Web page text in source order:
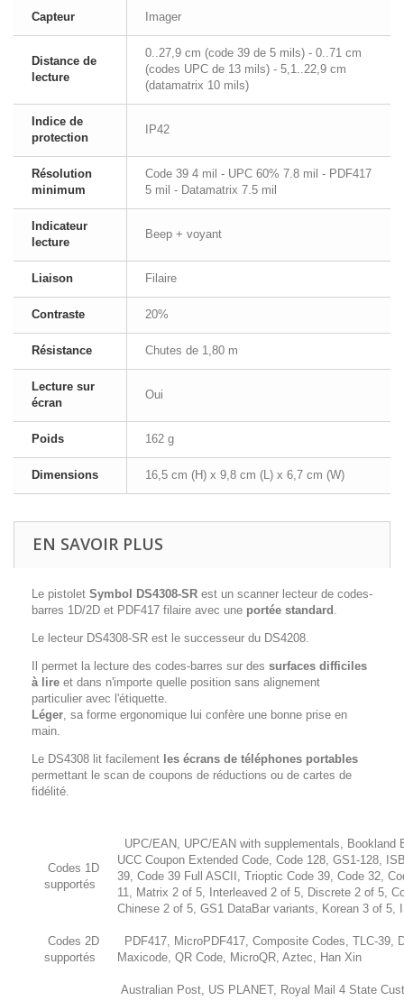
Capteur Imager
Distance de
lecture
0..27,9 cm (code 39 de 5 mils) - 0..71 cm
(codes UPC de 13 mils) - 5,1..22,9 cm
(datamatrix 10 mils)
Indice de
protection
IP42
Résolution
minimum
Code 39 4 mil - UPC 60% 7.8 mil - PDF417
5 mil - Datamatrix 7.5 mil
Indicateur
lecture
Beep + voyant
Liaison Filaire
Contraste 20%
Résistance Chutes de 1,80 m
Lecture sur
écran
Oui
Poids 162 g
Dimensions 16,5 cm (H) x 9,8 cm (L) x 6,7 cm (W)
EN SAVOIR PLUS
Le pistolet Symbol DS4308-SR est un scanner lecteur de codes-
barres 1D/2D et PDF417 filaire avec une portée standard .
Le lecteur DS4308-SR est le successeur du DS4208.
Il permet la lecture des codes-barres sur des surfaces difficiles
à lire et dans n'importe quelle position sans alignement
particulier avec l'étiquette.
Léger, sa forme ergonomique lui confère une bonne prise en
main.
Le DS4308 lit facilement les écrans de téléphones portables
permettant le scan de coupons de réductions ou de cartes de
fidélité.
Codes 1D
supportés
UPC/EAN, UPC/EAN with supplementals, Bookland
UCC Coupon Extended Code, Code 128, GS1-128,
39, Code 39 Full ASCII, Trioptic Code 39, Code 32,
11, Matrix 2 of 5, Interleaved 2 of 5, Discrete 2 of 5,
Chinese 2 of 5, GS1 DataBar variants, Korean 3 of 5,
Codes 2D
supportés
PDF417, MicroPDF417, Composite Codes, TLC-39,
Maxicode, QR Code, MicroQR, Aztec, Han Xin
Australian Post, US PLANET, Royal Mail 4 State